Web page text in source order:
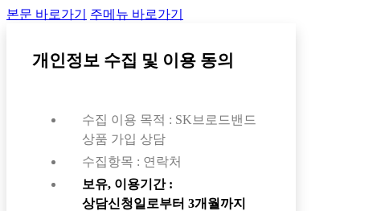
본문 바로가기 주메뉴 바로가기
개인정보 수집 및 이용 동의
수집 이용 목적 : SK브로드밴드
상품 가입 상담
수집항목 : 연락처
보유, 이용기간 :
상담신청일로부터 3개월까지